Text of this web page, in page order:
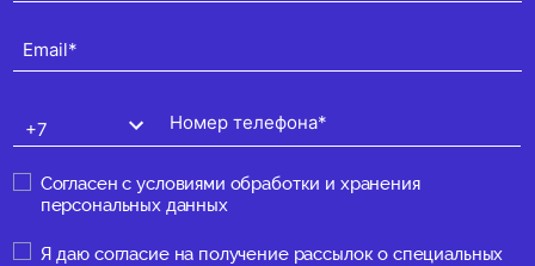
Согласен сусловиями обработки и хранения
персональных данных
Я даю согласие на получение рассылок о специальных